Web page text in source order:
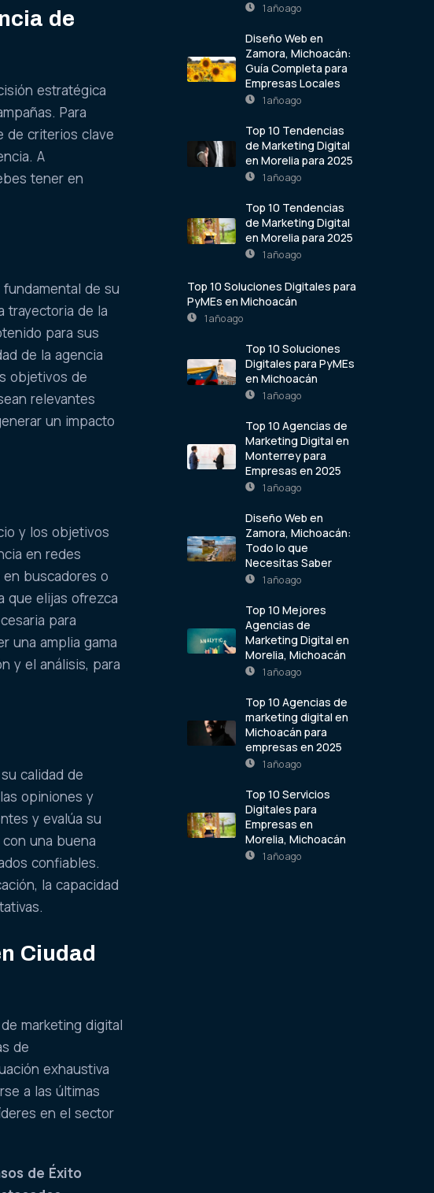
de
estratégica
Para
de criterios clave
A
tener en
de su
trayectoria de la
para sus
de la agencia
objetivos de
relevantes
un impacto
y los objetivos
en redes
buscadores o
que elijas ofrezca
para
una amplia gama
y el análisis, para
calidad de
opiniones y
y evalúa su
una buena
confiables.
la capacidad
Ciudad
marketing digital
de
exhaustiva
a las últimas
en el sector
de Éxito
1 año ago
Diseño Web en
Zamora, Michoacán:
Guía Completa para
Empresas Locales
1 año ago
Top 10 Tendencias
de Marketing Digital
en Morelia para 2025
1 año ago
Top 10 Tendencias
de Marketing Digital
en Morelia para 2025
1 año ago
Top 10 Soluciones Digitales para
PyMEs en Michoacán
1 año ago
Top 10 Soluciones
Digitales para PyMEs
en Michoacán
1 año ago
Top 10 Agencias de
Marketing Digital en
Monterrey para
Empresas en 2025
1 año ago
Diseño Web en
Zamora, Michoacán:
Todo lo que
Necesitas Saber
1 año ago
Top 10 Mejores
Agencias de
Marketing Digital en
Morelia, Michoacán
1 año ago
Top 10 Agencias de
marketing digital en
Michoacán para
empresas en 2025
1 año ago
Top 10 Servicios
Digitales para
Empresas en
Morelia, Michoacán
1 año ago